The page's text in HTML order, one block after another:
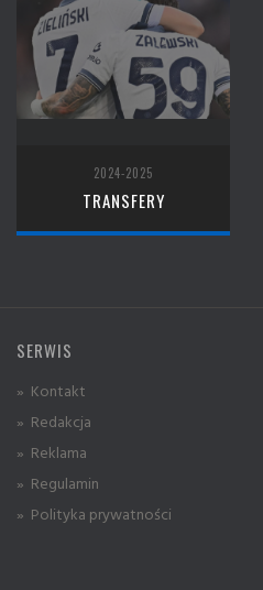
2024-2025
TRANSFERY
SERWIS
» Kontakt
» Redakcja
» Reklama
» Regulamin
» Polityka prywatności